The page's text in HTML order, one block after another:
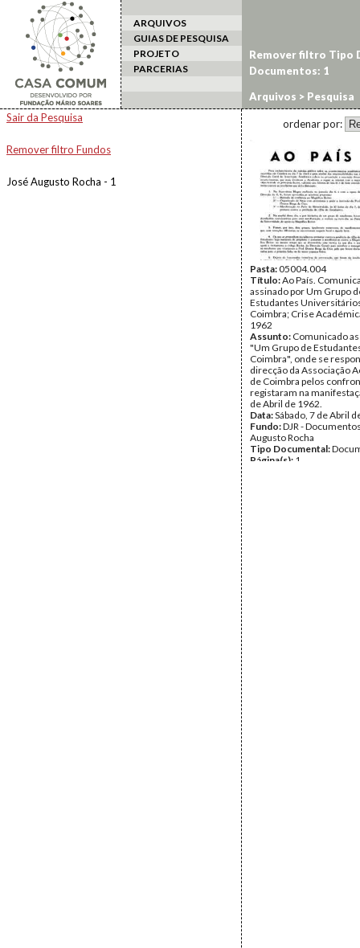
ARQUIVOS
GUIAS DE PESQUISA
PROJETO
PARCERIAS
Arquivos > Pesquisa
Sair da Pesquisa
Remover filtro Fundos
José Augusto Rocha - 1
Remover filtro Tipo
Documentos: 1
ordenar por:
Pasta:05004.004
Título:Ao País.
assinado por Um Grupo
Estudantes
Coimbra; Crise
1962
Assunto: Comunicado
"Um Grupo de
Coimbra", onde se
direcção da Associação
de Coimbra pelos
registaram na
de Abril de 1962.
Data:Sábado, 7 de Abril
Fundo:DJR -
Augusto Rocha
Tipo Documental:
Página(s): 1